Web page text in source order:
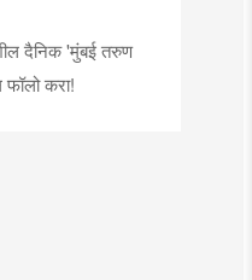
दैनिक 'मुंबई तरुण
करा!